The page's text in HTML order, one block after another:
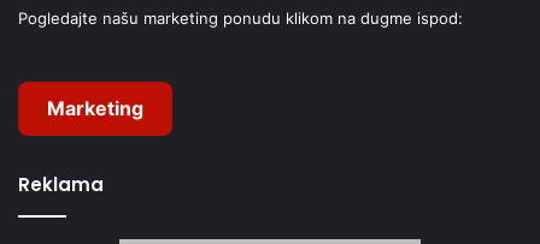
Pogledajte našu marketing ponudu klikom na dugme ispod:
Marketing
Reklama